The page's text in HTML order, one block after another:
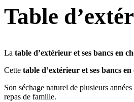
Table
La table d’extérieur et ses bancs en
Cette table d’extérieur et ses bancs en
Son séchage naturel de plusieurs
repas de famille.